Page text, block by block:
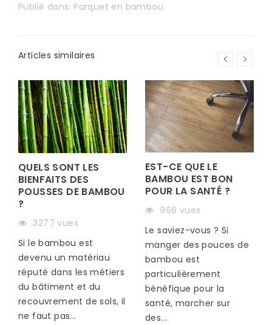
Publié dans: Parquet en bambou
Articles similaires
QUELS SONT LES
BIENFAITS DES
POUSSES DE BAMBOU
?
3277 vues
Si le bambou est
devenu un matériau
réputé dans les métiers
du bâtiment et du
recouvrement de sols, il
ne faut pas...
EST-CE QUE LE
BAMBOU EST BON
POUR LA SANTÉ ?
966 vues
Le saviez-vous ? Si
manger des pouces de
bambou est
particulièrement
bénéfique pour la
santé, marcher sur
des...